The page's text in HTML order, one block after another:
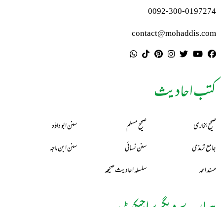
0092-300-0197274
contact@mohaddis.com
کتب احادیث
صحیح بخاری صحیح مسلم
سنن ابو داؤد
جامع ترمذی
سنن نسائی
سنن ابن ماجہ
مسند احمد
سلسلہ احادیث صحیحہ